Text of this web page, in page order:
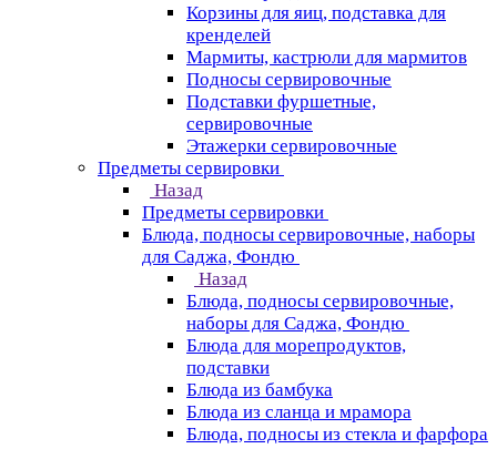
Корзины для яиц, подставка для
кренделей
Мармиты, кастрюли для мармитов
Подносы сервировочные
Подставки фуршетные,
сервировочные
Этажерки сервировочные
Предметы сервировки
Назад
Предметы сервировки
Блюда, подносы сервировочные, наборы
для Саджа, Фондю
Назад
Блюда, подносы сервировочные,
наборы для Саджа, Фондю
Блюда для морепродуктов,
подставки
Блюда из бамбука
Блюда из сланца и мрамора
Блюда, подносы из стекла и фарфора